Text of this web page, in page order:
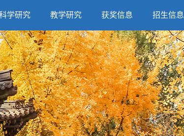
学研究 教学研究 获奖信息 招生信息